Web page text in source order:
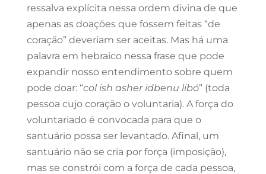
ressalva explícita nessa ordem divina de que
apenas as doações que fossem feitas “de
coração” deveriam ser aceitas. Mas há uma
palavra em hebraico nessa frase que pode
expandir nosso entendimento sobre quem
pode doar: “col ish asher idbenu libó” (toda
pessoa cujo coração o voluntaria). A força do
voluntariado é convocada para que o
santuário possa ser levantado. Afinal, um
santuário não se cria por força (imposição),
mas se constrói com a força de cada pessoa,